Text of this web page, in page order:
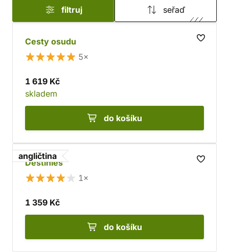
filtruj seřaď
Cesty osudu
5×
1 619 Kč
skladem
do košíku
angličtina
Destinies
1×
1 359 Kč
do košíku